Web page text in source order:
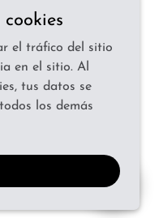
el tráfico del sitio
en el sitio. Al
tus datos se
los demás